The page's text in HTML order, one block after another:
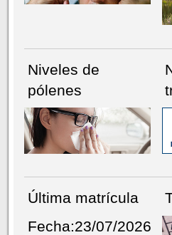
Niveles de
pólenes
Última matrícula
Fecha:23/07/2026